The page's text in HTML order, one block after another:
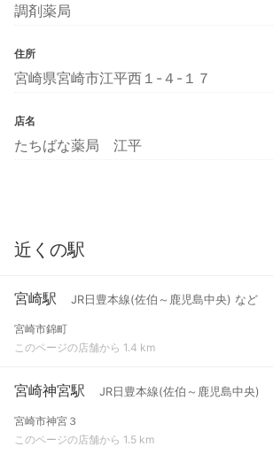
調剤薬局
住所
宮崎県宮崎市江平西１-４-１７
店名
たちばな薬局 江平
近くの駅
宮崎駅 JR日豊本線(佐伯～鹿児島中央) など
宮崎市錦町
このページの店舗から 1.4 km
宮崎神宮駅 JR日豊本線(佐伯～鹿児島中央)
宮崎市神宮３
このページの店舗から 1.5 km